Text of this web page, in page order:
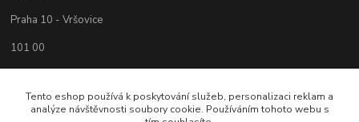
Praha 10 - Vršovice
101 00
Kontakty
Tento eshop používá k poskytování služeb, personalizaci reklam a
analýze návštěvnosti soubory cookie. Používáním tohoto webu s